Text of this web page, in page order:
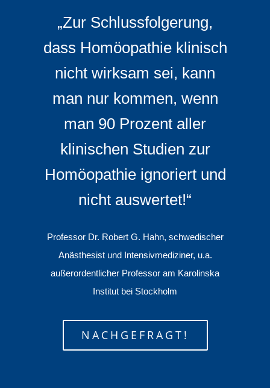
„Zur Schlussfolgerung,
dass Homöopathie klinisch
nicht wirksam sei, kann
man nur kommen, wenn
man 90 Prozent aller
klinischen Studien zur
Homöopathie ignoriert und
nicht auswertet!“
Professor Dr. Robert G. Hahn, schwedischer
Anästhesist und Intensivmediziner, u.a.
außerordentlicher Professor am Karolinska
Institut bei Stockholm
NACHGEFRAGT!